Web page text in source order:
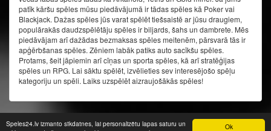
Ok
Speles24.lv izmanto sīkdatnes, lai personalizētu lapas saturu un
patīk kāršu spēles mūsu piedāvājumā ir tādas spēles kā Poker vai
Blackjack. Dažas spēles jūs varat spēlēt tiešsaistē ar jūsu draugiem,
populārakās daudzspēlētāju spēles ir biljards, šahs un dambrete. Mēs
piedāvājam arī dažādas bezmaksas spēles meitenēm, pārsvarā tās ir
apģērbšanas spēles. Zēniem labāk patiks auto sacīkšu spēles.
Protams, šeit jāpiemin arī cīņas un sporta spēles, kā arī stratēģijas
spēles un RPG. Lai sāktu spēlēt, izvēlieties sev interesējošo spēļu
kategoriju un spēli. Laiks uzspēlēt aizraujošākās spēles!